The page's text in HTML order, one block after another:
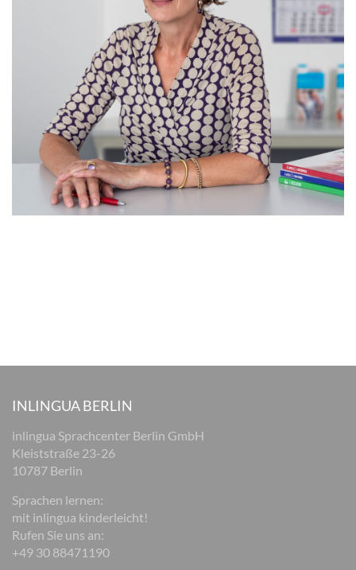
INLINGUA BERLIN
inlingua Sprachcenter Berlin GmbH
Kleiststraße 23-26
10787 Berlin
Sprachen lernen:
mit inlingua kinderleicht!
Rufen Sie uns an:
+49 30 88471190